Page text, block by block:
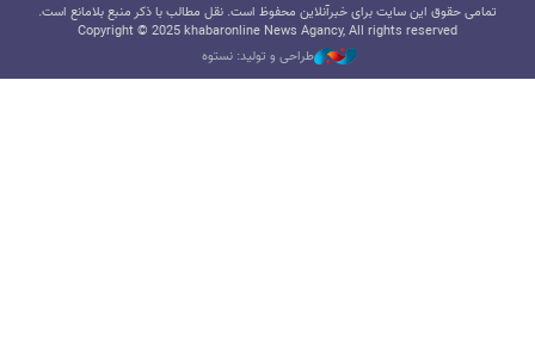
تمامی حقوق این سایت برای خبرآنلاین محفوظ است. نقل مطالب با ذکر منبع بلامانع است.
Copyright © 2025 khabaronline News Agancy, All rights reserved
طراحی و تولید: نستوه